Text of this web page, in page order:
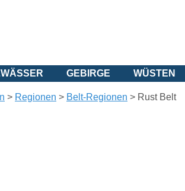
GEBIRGE WÜSTEN
> Regionen > Belt-Regionen > Rust Belt